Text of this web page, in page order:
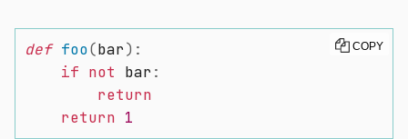
def foo(bar) :
if not bar :
return
return 1
COPY